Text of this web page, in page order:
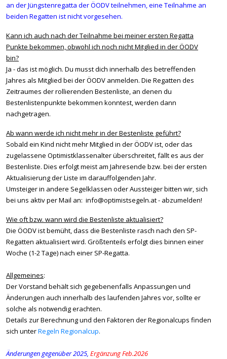
an der Jüngstenregatta der ÖODV teilnehmen, eine Teilnahme an
beiden Regatten ist nicht vorgesehen.
Kann ich auch nach der Teilnahme bei meiner ersten Regatta
Punkte bekommen, obwohl ich noch nicht Mitglied in der ÖODV
bin?
Ja - das ist möglich. Du musst dich innerhalb des betreffenden
Jahres als Mitglied bei der ÖODV anmelden. Die Regatten des
Zeitraumes der rollierenden Bestenliste, an denen du
Bestenlistenpunkte bekommen konntest, werden dann
nachgetragen.
Ab wann werde ich nicht mehr in der Bestenliste geführt?
Sobald ein Kind nicht mehr Mitglied in der ÖODV ist, oder das
zugelassene Optimistklassenalter überschreitet, fällt es aus der
Bestenliste. Dies erfolgt meist am Jahresende bzw. bei der ersten
Aktualisierung der Liste im darauffolgenden Jahr.
Umsteiger in andere Segelklassen oder Aussteiger bitten wir, sich
bei uns aktiv per Mail an: info@optimistsegeln.at- abzumelden!
Wie oft bzw. wann wird die Bestenliste aktualisiert?
Die ÖODV ist bemüht, dass die Bestenliste rasch nach den SP-
Regatten aktualisiert wird. Größtenteils erfolgt dies binnen einer
Woche (1-2 Tage) nach einer SP-Regatta.
Allgemeines:
Der Vorstand behält sich gegebenenfalls Anpassungen und
Änderungen auch innerhalb des laufenden Jahres vor, sollte er
solche als notwendig erachten.
Details zur Berechnung und den Faktoren der Regionalcups finden
sich unterRegeln Regionalcup.
Änderungen gegenüber 2025, Ergänzung Feb.2026